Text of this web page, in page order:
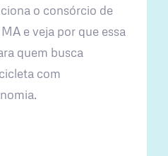
o consórcio de
e veja por que essa
quem busca
com